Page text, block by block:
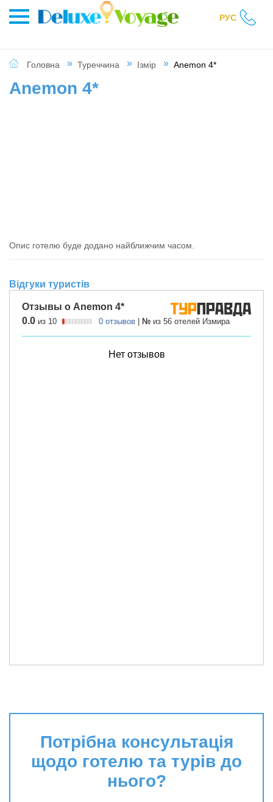
РУС
Головна Туреччина Ізмір Anemon 4*
Anemon 4*
Опис готелю буде додано найближчим часом.
Відгуки туристів
Потрібна консультація
щодо готелю та турів до
нього?